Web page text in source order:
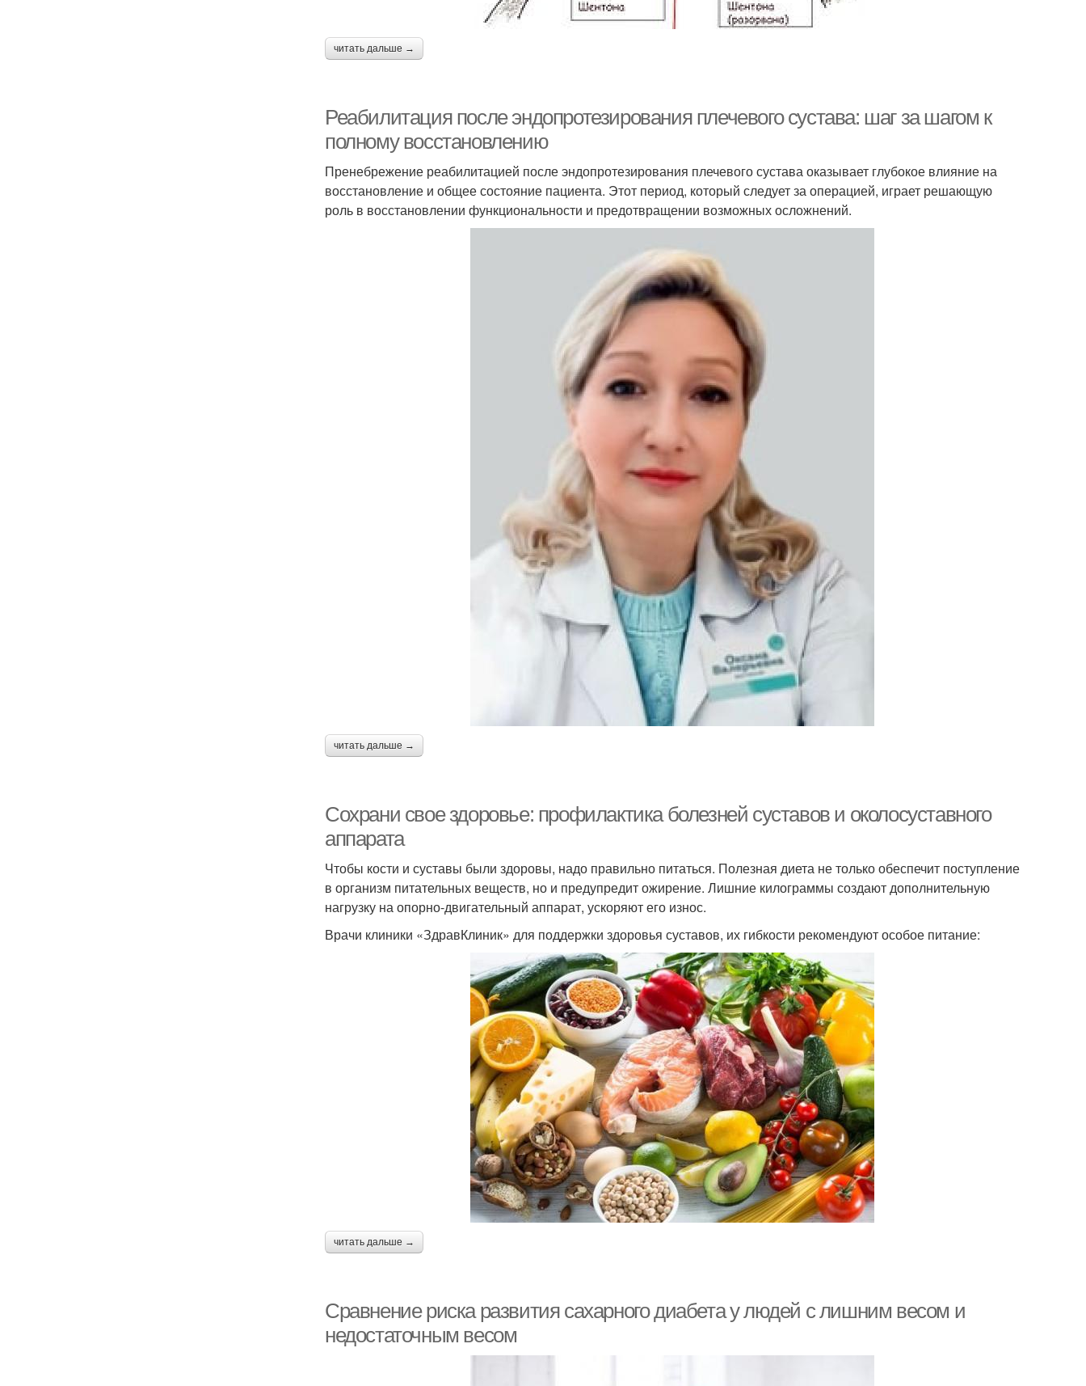
читать дальше →
Реабилитация после эндопротезирования плечевого сустава: шаг за шагом к
полному восстановлению
Пренебрежение реабилитацией после эндопротезирования плечевого сустава оказывает глубокое влияние на
восстановление и общее состояние пациента. Этот период, который следует за операцией, играет решающую
роль в восстановлении функциональности и предотвращении возможных осложнений.
читать дальше →
Сохрани свое здоровье: профилактика болезней суставов и околосуставного
аппарата
Чтобы кости и суставы были здоровы, надо правильно питаться. Полезная диета не только обеспечит поступление
в организм питательных веществ, но и предупредит ожирение. Лишние килограммы создают дополнительную
нагрузку на опорно-двигательный аппарат, ускоряют его износ.
Врачи клиники «ЗдравКлиник» для поддержки здоровья суставов, их гибкости рекомендуют особое питание:
читать дальше →
Сравнение риска развития сахарного диабета у людей с лишним весом и
недостаточным весом